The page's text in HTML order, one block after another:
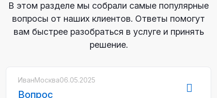
В этом разделе мы собрали самые популярные
вопросы от наших клиентов. Ответы помогут
вам быстрее разобраться в услуге и принять
решение.
ИванМосква06.05.2025
Вопрос